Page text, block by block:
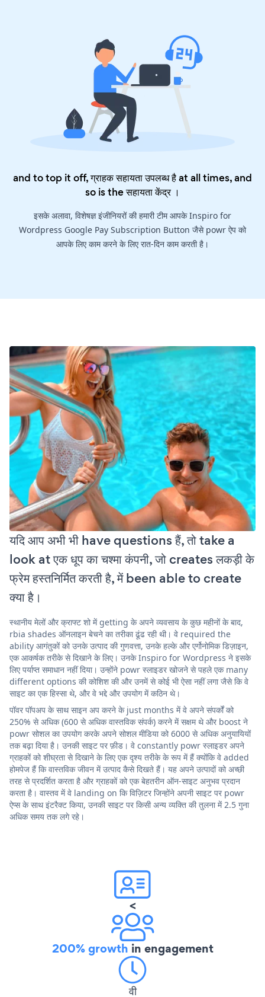
and to top it off, ग्राहक सहायता उपलब्ध है at all times, and
so is theसहायता केंद्र।
इसके अलावा, विशेषज्ञ इंजीनियरों की हमारी टीम आपके Inspiro for
Wordpress Google Pay Subscription Button जैसे powr ऐप को
आपके लिए काम करने के लिए रात-दिन काम करती है।
यदि आप अभी भी have questions हैं, तो take a
look at एक धूप का चश्मा कंपनी, जो creates लकड़ी के
फ्रेम हस्तनिर्मित करती है, में been able to create
क्या है।
स्थानीय मेलों और क्राफ्ट शो में getting के अपने व्यवसाय के कुछ महीनों के बाद,
rbia shades ऑनलाइन बेचने का तरीका ढूंढ रही थी। वे required the
ability आगंतुकों को उनके उत्पाद की गुणवत्ता, उनके हल्के और एर्गोनोमिक डिज़ाइन,
एक आकर्षक तरीके से दिखाने के लिए। उनके Inspiro for Wordpress ने इसके
लिए पर्याप्त समाधान नहीं दिया। उन्होंने powr स्लाइडर खोजने से पहले एक many
different options की कोशिश की और उनमें से कोई भी ऐसा नहीं लगा जैसे कि वे
साइट का एक हिस्सा थे, और वे भद्दे और उपयोग में कठिन थे।
पॉवर पॉपअप के साथ साइन अप करने के just months में वे अपने संपर्कों को
250% से अधिक (600 से अधिक वास्तविक संपर्क) करने में सक्षम थे और boost ने
powr सोशल का उपयोग करके अपने सोशल मीडिया को 6000 से अधिक अनुयायियों
तक बढ़ा दिया है। उनकी साइट पर फ़ीड। वे constantly powr स्लाइडर अपने
ग्राहकों को शीघ्रता से दिखाने के लिए एक दृश्य तरीके के रूप में हैं क्योंकि वे added
होमपेज हैं कि वास्तविक जीवन में उत्पाद कैसे दिखते हैं। यह अपने उत्पादों को अच्छी
तरह से प्रदर्शित करता है और ग्राहकों को एक बेहतरीन ऑन-साइट अनुभव प्रदान
करता है। वास्तव में वे landing on कि विज़िटर जिन्होंने अपनी साइट पर powr
ऐप्स के साथ इंटरैक्ट किया, उनकी साइट पर किसी अन्य व्यक्ति की तुलना में 2.5 गुना
अधिक समय तक लगे रहे।
<
200% growth in engagement
वी